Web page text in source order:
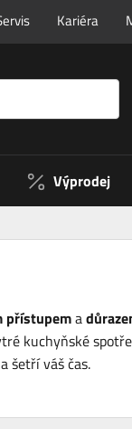
Kariéra
Výprodej
přístupema
kuchyňské
šetří váš čas.